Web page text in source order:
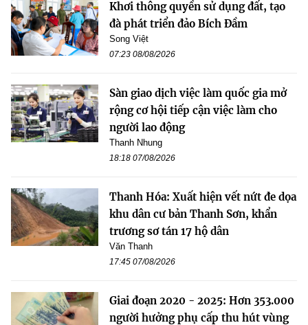
Khơi thông quyền sử dụng đất, tạo
đà phát triển đảo Bích Đầm
Song Việt
07:23 08/08/2026
Sàn giao dịch việc làm quốc gia mở
rộng cơ hội tiếp cận việc làm cho
người lao động
Thanh Nhung
18:18 07/08/2026
Thanh Hóa: Xuất hiện vết nứt đe dọa
khu dân cư bản Thanh Sơn, khẩn
trương sơ tán 17 hộ dân
Văn Thanh
17:45 07/08/2026
Giai đoạn 2020 - 2025: Hơn 353.000
người hưởng phụ cấp thu hút vùng